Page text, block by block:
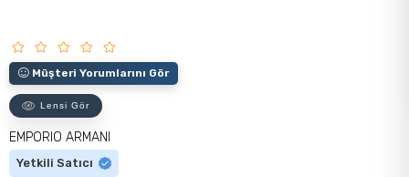
Müşteri Yorumlarını Gör
Lensi Gör
EMPORIO ARMANI
Yetkili Satıcı